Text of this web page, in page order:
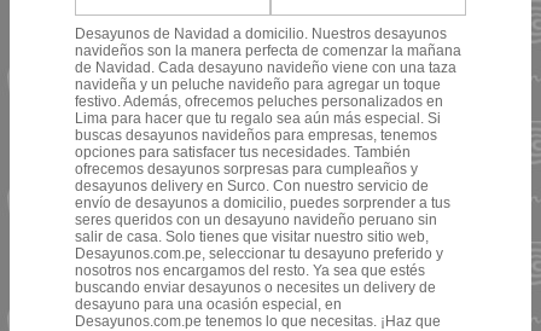
Desayunos de Navidad a domicilio. Nuestros desayunos
navideños son la manera perfecta de comenzar la mañana
de Navidad. Cada desayuno navideño viene con una taza
navideña y un peluche navideño para agregar un toque
festivo. Además, ofrecemos peluches personalizados en
Lima para hacer que tu regalo sea aún más especial. Si
buscas desayunos navideños para empresas, tenemos
opciones para satisfacer tus necesidades. También
ofrecemos desayunos sorpresas para cumpleaños y
desayunos delivery en Surco. Con nuestro servicio de
envío de desayunos a domicilio, puedes sorprender a tus
seres queridos con un desayuno navideño peruano sin
salir de casa. Solo tienes que visitar nuestro sitio web,
Desayunos.com.pe, seleccionar tu desayuno preferido y
nosotros nos encargamos del resto. Ya sea que estés
buscando enviar desayunos o necesites un delivery de
desayuno para una ocasión especial, en
Desayunos.com.pe tenemos lo que necesitas. ¡Haz que